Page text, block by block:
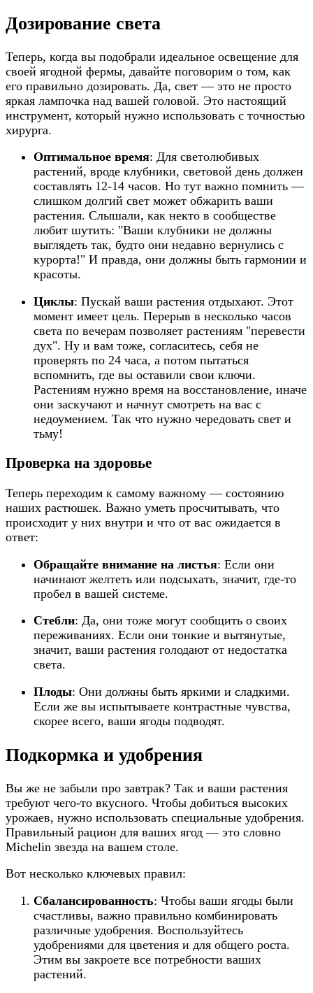
Дозирование света
Теперь, когда вы подобрали идеальное освещение для
своей ягодной фермы, давайте поговорим о том, как
его правильно дозировать. Да, свет — это не просто
яркая лампочка над вашей головой. Это настоящий
инструмент, который нужно использовать с точностью
хирурга.
Оптимальное время: Для светолюбивых
растений, вроде клубники, световой день должен
составлять 12-14 часов. Но тут важно помнить —
слишком долгий свет может обжарить ваши
растения. Слышали, как некто в сообществе
любит шутить: "Ваши клубники не должны
выглядеть так, будто они недавно вернулись с
курорта!" И правда, они должны быть гармонии и
красоты.
Циклы: Пускай ваши растения отдыхают. Этот
момент имеет цель. Перерыв в несколько часов
света по вечерам позволяет растениям "перевести
дух". Ну и вам тоже, согласитесь, себя не
проверять по 24 часа, а потом пытаться
вспомнить, где вы оставили свои ключи.
Растениям нужно время на восстановление, иначе
они заскучают и начнут смотреть на вас с
недоумением. Так что нужно чередовать свет и
тьму!
Проверка на здоровье
Теперь переходим к самому важному — состоянию
наших растюшек. Важно уметь просчитывать, что
происходит у них внутри и что от вас ожидается в
ответ:
Обращайте внимание на листья: Если они
начинают желтеть или подсыхать, значит, где-то
пробел в вашей системе.
Стебли: Да, они тоже могут сообщить о своих
переживаниях. Если они тонкие и вытянутые,
значит, ваши растения голодают от недостатка
света.
Плоды: Они должны быть яркими и сладкими.
Если же вы испытываете контрастные чувства,
скорее всего, ваши ягоды подводят.
Подкормка и удобрения
Вы же не забыли про завтрак? Так и ваши растения
требуют чего-то вкусного. Чтобы добиться высоких
урожаев, нужно использовать специальные удобрения.
Правильный рацион для ваших ягод — это словно
Michelin звезда на вашем столе.
Вот несколько ключевых правил:
Сбалансированность: Чтобы ваши ягоды были
счастливы, важно правильно комбинировать
различные удобрения. Воспользуйтесь
удобрениями для цветения и для общего роста.
Этим вы закроете все потребности ваших
растений.